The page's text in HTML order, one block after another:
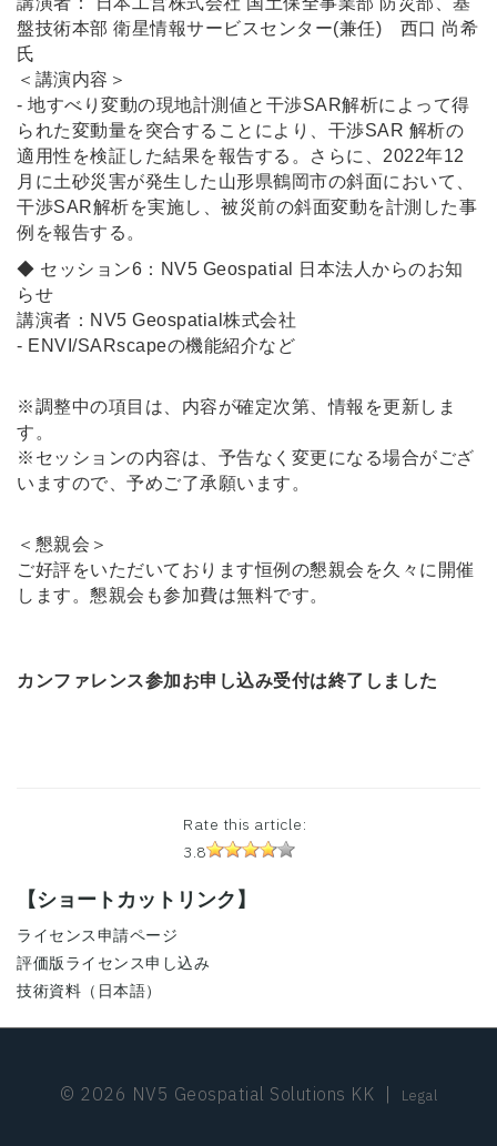
盤技術本部 衛星情報サービスセンター(兼任) 西口 尚希
氏
＜講演内容＞
- 地すべり変動の現地計測値と干渉SAR解析によって得
られた変動量を突合することにより、干渉SAR 解析の
適用性を検証した結果を報告する。さらに、2022年12
月に土砂災害が発生した山形県鶴岡市の斜面において、
干渉SAR解析を実施し、被災前の斜面変動を計測した事
例を報告する。
◆ セッション6：NV5 Geospatial 日本法人からのお知
らせ
講演者：NV5 Geospatial株式会社
- ENVI/SARscapeの機能紹介など
※調整中の項目は、内容が確定次第、情報を更新しま
す。
※セッションの内容は、予告なく変更になる場合がござ
いますので、予めご了承願います。
＜懇親会＞
ご好評をいただいております恒例の懇親会を久々に開催
します。懇親会も参加費は無料です。
カンファレンス参加お申し込み受付は終了しました
Rate this article:
3.8
【ショートカットリンク】
ライセンス申請ページ
評価版ライセンス申し込み
技術資料（日本語）
© 2026 NV5 Geospatial Solutions KK Legal